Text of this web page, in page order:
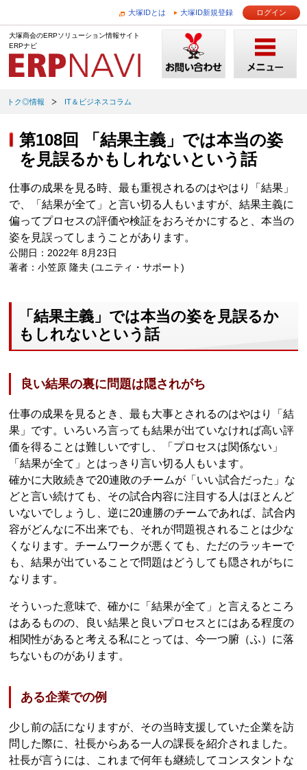
大塚IDとは 大塚ID新規登録 ログイン
大塚商会のERPソリューション情報サイト
ERPナビ
トク◎情報 IT＆ビジネスコラム
第108回 「結果主義」では本当の姿
を見誤るかもしれないという話
仕事の成果を見る時、最も重視されるのはやはり「結果」
で、「結果が全て」と言い切る人もいますが、結果主義に
偏ってプロセスの評価や検証をおろそかにすると、本当の
姿を見誤ってしまうことがあります。
公開日：2022年 8月23日
著者：小笠原 隆夫 (ユニティ・サポート)
「結果主義」では本当の姿を見誤るか
もしれないという話
良い結果の裏に問題は隠されがち
仕事の成果を見るとき、最も大事とされるのはやはり「結
果」です。いろいろ言っても結果が出ていなければ高い評
価を得ることは難しいですし、「プロセスは関係ない」
「結果が全て」とはっきり言い切る人もいます。
確かに大敗続きで20連敗のチームが「いい試合だった」な
どと言い続けても、その試合内容に注目する人はほとんど
いないでしょうし、逆に20連勝のチームであれば、試合内
容がどんなに不出来でも、それが問題視されることは少な
くなります。チームワークが悪くても、ただのラッキーで
も、結果が出ていることで問題はどうしても隠されがちに
なります。
そういった意味で、確かに「結果が全て」と言えるところ
はあるものの、良い結果と良いプロセスとにはある程度の
相関性があると考える私にとっては、今一つ腑（ふ）に落
ちないものがあります。
ある企業での例
少し前の話になりますが、その当時支援していた企業を訪
問した際に、社長からある一人の課長を紹介されました。
社長が言うには、これまで何年も継続してコンスタントな